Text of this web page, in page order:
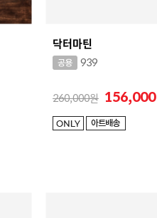
닥터마틴
939
260,000 156,000